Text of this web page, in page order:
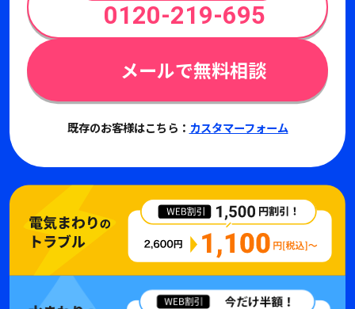
0120-219-695
メールで無料相談
既存のお客様はこちら： カスタマーフォーム